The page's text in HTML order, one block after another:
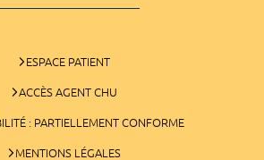
ESPACE PATIENT
ACCÈS AGENT CHU
: PARTIELLEMENT CONFORME
MENTIONS LÉGALES